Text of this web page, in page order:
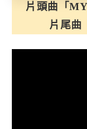
片頭曲「
片尾曲